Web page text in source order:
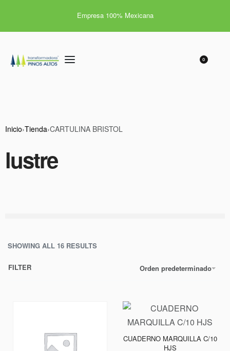
Empresa 100% Mexicana
0
Inicio›Tienda›CARTULINA BRISTOL
lustre
SHOWING ALL 16 RESULTS
Orden predeterminado
FILTER
CUADERNO MARQUILLA C/10
HJS